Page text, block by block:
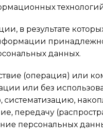
в результате
данных.
(операция) или
или без
передачу
персональных